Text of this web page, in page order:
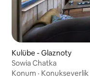
Kulübe - Glaznoty
Sowia Chatka
Konum · Konukseverlik